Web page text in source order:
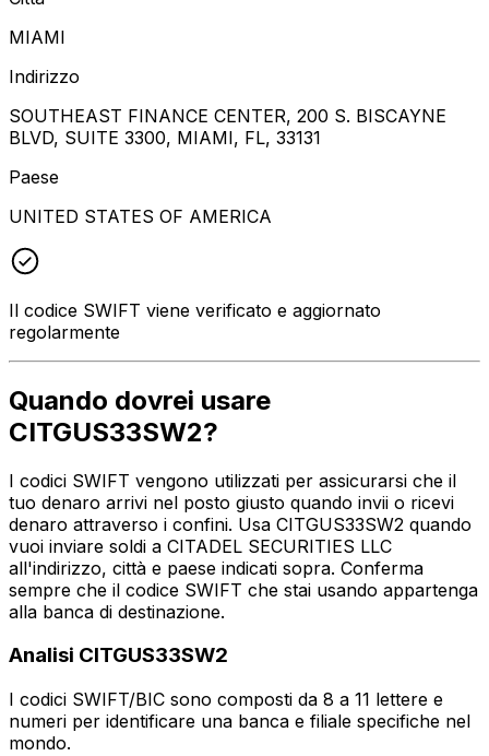
MIAMI
Indirizzo
SOUTHEAST FINANCE CENTER, 200 S. BISCAYNE
BLVD, SUITE 3300, MIAMI, FL, 33131
Paese
UNITED STATES OF AMERICA
Il codice SWIFT viene verificato e aggiornato
regolarmente
Quando dovrei usare
CITGUS33SW2?
I codici SWIFT vengono utilizzati per assicurarsi che il
tuo denaro arrivi nel posto giusto quando invii o ricevi
denaro attraverso i confini. Usa CITGUS33SW2 quando
vuoi inviare soldi a CITADEL SECURITIES LLC
all'indirizzo, città e paese indicati sopra. Conferma
sempre che il codice SWIFT che stai usando appartenga
alla banca di destinazione.
Analisi CITGUS33SW2
I codici SWIFT/BIC sono composti da 8 a 11 lettere e
numeri per identificare una banca e filiale specifiche nel
mondo.